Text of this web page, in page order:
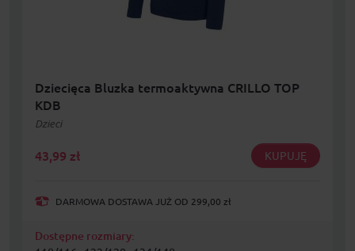
Dziecięca Bluzka termoaktywna CRILLO TOP
KDB
Dzieci
43,99 zł KUPUJĘ
DARMOWA DOSTAWA JUŻ OD 299,00 zł
Dostępne rozmiary: